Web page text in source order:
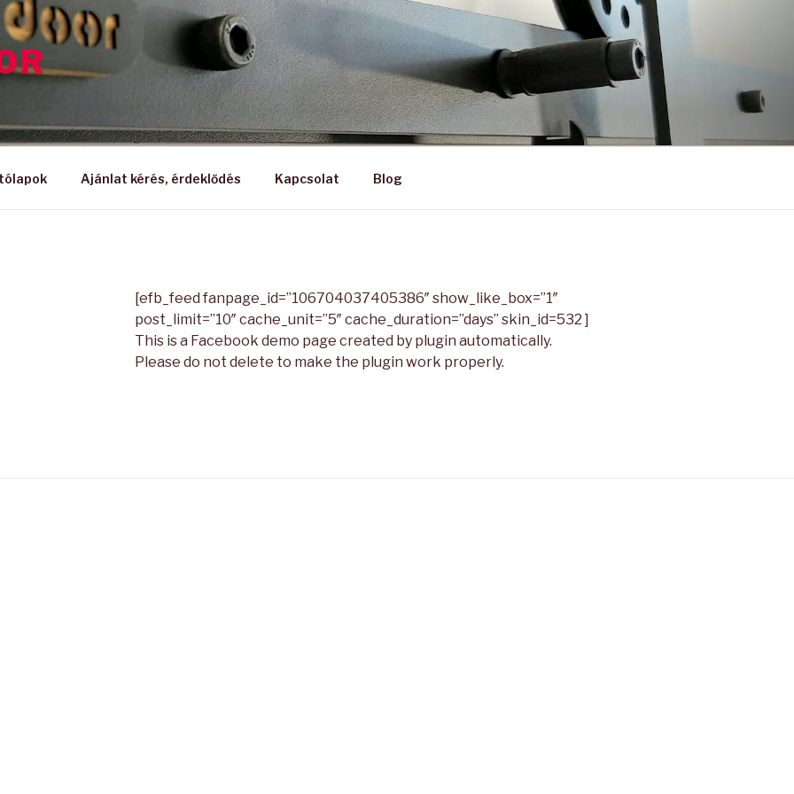
Ajánlat kérés, érdeklődés Kapcsolat Blog
[efb_feed fanpage_id=”106704037405386″ show_like_box=”1″
post_limit=”10″ cache_unit=”5″ cache_duration=”days” skin_id=532 ]
This is a Facebook demo page created by plugin automatically.
Please do not delete to make the plugin work properly.